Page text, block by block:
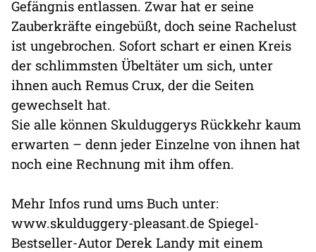
Gefängnis entlassen. Zwar hat er seine
Zauberkräfte eingebüßt, doch seine Rachelust
ist ungebrochen. Sofort schart er einen Kreis
der schlimmsten Übeltäter um sich, unter
ihnen auch Remus Crux, der die Seiten
gewechselt hat.
Sie alle können Skulduggerys Rückkehr kaum
erwarten – denn jeder Einzelne von ihnen hat
noch eine Rechnung mit ihm offen.
Mehr Infos rund ums Buch unter:
www.skulduggery-pleasant.de Spiegel-
Bestseller-Autor Derek Landy mit einem